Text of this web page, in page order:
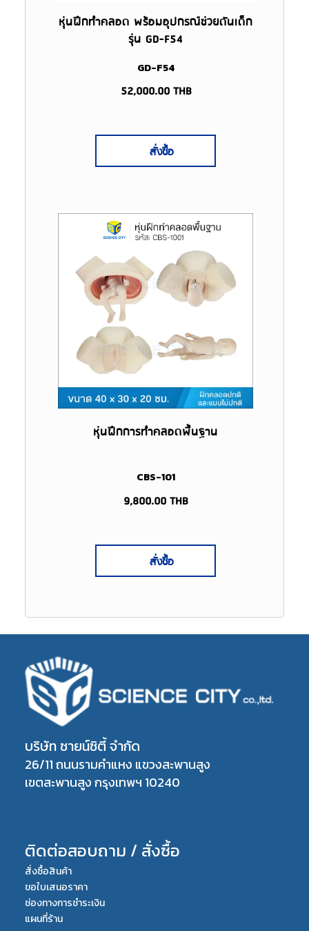
หุ่นฝึกทำคลอด พร้อมอุปกรณ์ช่วยดันเด็ก
รุ่น GD-F54
GD-F54
52,000.00 THB
สั่งซื้อ
หุ่นฝึกการทำคลอดพื้นฐาน
CBS-101
9,800.00THB
สั่งซื้อ
บริษัท ซายน์ซิตี้ จำกัด
26/11 ถนนรามคำแหง แขวงสะพานสูง
เขตสะพานสูง กรุงเทพฯ 10240
ติดต่อสอบถาม / สั่งซื้อ
สั่งซื้อสินค้า
ขอใบเสนอราคา
ช่องทางการชำระเงิน
แผนที่ร้าน